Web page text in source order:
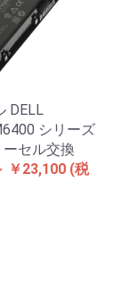
DELL
シリーズ
セル交換
￥23,100 (税